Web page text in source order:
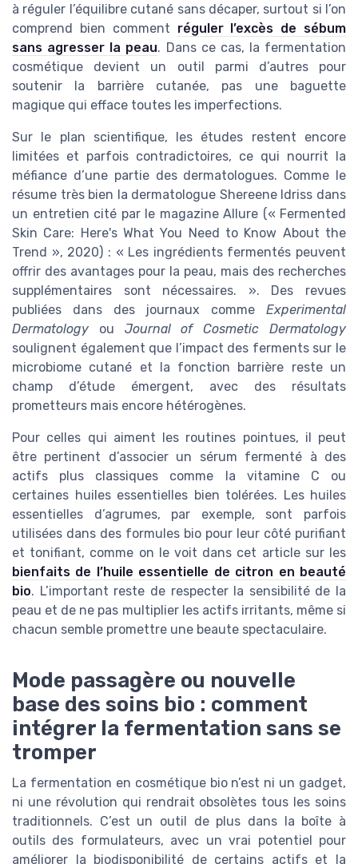
à réguler l’équilibre cutané sans décaper, surtout si l’on
comprend bien comment réguler l’excès de sébum
sans agresser la peau. Dans ce cas, la fermentation
cosmétique devient un outil parmi d’autres pour
soutenir la barrière cutanée, pas une baguette
magique qui efface toutes les imperfections.
Sur le plan scientifique, les études restent encore
limitées et parfois contradictoires, ce qui nourrit la
méfiance d’une partie des dermatologues. Comme le
résume très bien la dermatologue Shereene Idriss dans
un entretien cité par le magazine Allure (« Fermented
Skin Care: Here's What You Need to Know About the
Trend », 2020) : « Les ingrédients fermentés peuvent
offrir des avantages pour la peau, mais des recherches
supplémentaires sont nécessaires. ». Des revues
publiées dans des journaux comme Experimental
Dermatology ou Journal of Cosmetic Dermatology
soulignent également que l’impact des ferments sur le
microbiome cutané et la fonction barrière reste un
champ d’étude émergent, avec des résultats
prometteurs mais encore hétérogènes.
Pour celles qui aiment les routines pointues, il peut
être pertinent d’associer un sérum fermenté à des
actifs plus classiques comme la vitamine C ou
certaines huiles essentielles bien tolérées. Les huiles
essentielles d’agrumes, par exemple, sont parfois
utilisées dans des formules bio pour leur côté purifiant
et tonifiant, comme on le voit dans cet article sur les
bienfaits de l’huile essentielle de citron en beauté
bio. L’important reste de respecter la sensibilité de la
peau et de ne pas multiplier les actifs irritants, même si
chacun semble promettre une beaute spectaculaire.
Mode passagère ou nouvelle
base des soins bio : comment
intégrer la fermentation sans se
tromper
La fermentation en cosmétique bio n’est ni un gadget,
ni une révolution qui rendrait obsolètes tous les soins
traditionnels. C’est un outil de plus dans la boîte à
outils des formulateurs, avec un vrai potentiel pour
améliorer la biodisponibilité de certains actifs et la